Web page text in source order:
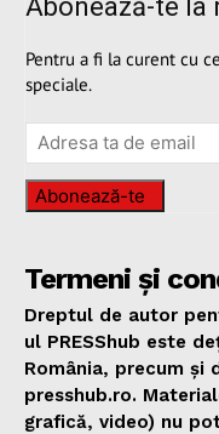
Abonează-te
Pentru a fi la curent cu
speciale.
Abonează-te
Termeni și
Dreptul de autor
ul PRESShub este
România, precum și
presshub.ro.
grafică, video) nu